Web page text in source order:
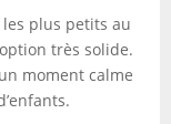
plus petits au
très solide.
moment calme